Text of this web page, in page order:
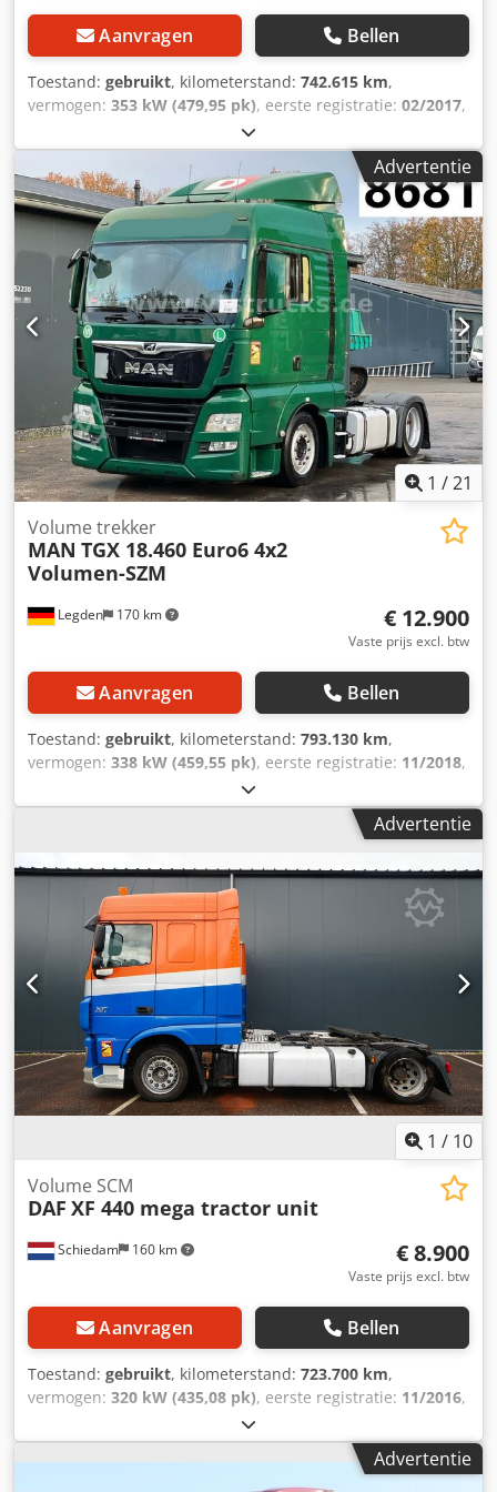
de achterwand van de cabine Csdszi Idmjpfx Adrsrf
Afslaaghulp Extra cabine-isolatie ZF-intarder Cabine,
interieurafwerking: Argenta Stuurwiel, leder Vooras: 8,00
ton, luchtvering, 161 N Mechanisch sperdifferentieel
Hulsaansluiting: standaard + 2x 40 A Voorruit met
zonwerende folie Achterlichten met LED's Zonneklep
buiten Passagiersstoel: verstelbaar en draaibaar, tafel,
stoffering Koelkast en lade Spatschermen Wielbasis 3,80 m
/ overhang achter 0,87 m Achteruitrijcamera, voorbereid
Instaptrede, lang 2 zwaailampen Automatische
klimaatregeling in de cabine Predictive Cruise Control
ECAS-afstandsbediening met uitgebreide functies
Bestuurdersstoel: Luxury Air Aslastbewaking Airbag
(bestuurder) en 2 veiligheidsgordelspanners Beschermnet
aan beide slaapbedden Achterasoverbrenging 2,21 CAN
J1939-functies in de opbouwstekker Executive-pakket XD/XF
Standairco met afstandsbediening 2x zwaailamp
Aanvragen Bellen
Toestand: gebruikt, kilometerstand: 742.615 km,
vermogen: 353 kW (479,95 pk), eerste registratie: 02/2017,
, totaalgewicht:
asconfiguratie:2 assen, volgende keuring (TÜV):02/2024,
remmen:retarder , kleur:blauw, soort overbrenging:
automatisch, emissieklasse:Euro 6, Uitrusting:ABS,
airconditioning, elektronisch stabiliteitsprogramma
, * Radio * Airconditioning * Portofoon * Standairco *
Slaapbed * Koelbox * Multifunctioneel stuurwiel ----*
Adaptieve cruisecontrol ACC * Hill Hold assistent *
Rijstrookassistent * Verstelbare schoteldrager ----Intern
voertuignummer: 8292----Fouten en tussentijdse verkoop
voorbehouden. WhatsApp-ondersteuning beschikbaar!
Codpfx Ajzpg Dxsdrjrf Bij vragen over het voertuig of voor
meer informatie, stuur ons gerust een bericht via
WhatsApp. Whatsapp Whatsapp
Advertentie
1 /21
Legden 170 km
Volume trekker
MAN TGX 18.460 Euro6 4x2
Volumen-SZM
€ 12.900
Vaste prijs excl. btw
Aanvragen Bellen
Toestand: gebruikt, kilometerstand: 793.130 km,
vermogen: 338 kW (459,55 pk), eerste registratie: 11/2018,
, totaalgewicht:
asconfiguratie:2 assen, remmen:retarder, kleur:groen,
, emissieklasse:Euro 6 ,
stabiliteitsprogramma (ESP), standkachel, * MAN
touchscreen radio * Carkit * Bluetooth * Multifunctioneel
stuurwiel * Standkachel * Standairco * Stoelverwarming *
Airconditioning * Koelvak * 2 slaapplaatsen ----* Adaptive
cruise control * Eco-Drive * Lane assist * Hill start assist *
Retarder * Volledige luchtvering ---- Intern
voertuignummer: 8681---- Fouten en tussentijdse verkoop
voorbehouden. WhatsApp-support beschikbaar! Bij vragen
over het voertuig of voor meer informatie kunt u ons
eenvoudig via WhatsApp schrijven. Whatsapp Cjdozpg
Dlopfx Adrerf Whatsapp
Advertentie
1 / 10
Schiedam 160 km
Volume SCM
DAF XF 440 mega tractor unit
€ 8.900
Vaste prijs excl. btw
Aanvragen Bellen
Toestand: gebruikt, kilometerstand: 723.700 km,
vermogen: 320 kW (435,08 pk), eerste registratie: 11/2016,
, bandenmaten:
asconfiguratie:4x2, wielbasis:3.800 mm, brandstof:
diesel, bestuurderscabine:slaapcabine
, soort Advertentie